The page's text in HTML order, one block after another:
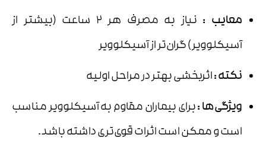
معایب :
نیاز به مصرف هر ۲ ساعت (بیشتر از
آسیکلوویر) گران‌تر از آسیکلوویر
نکته:اثربخشی بهتر در مراحل اولیه
ویژگی‌ها:برای بیماران مقاوم به آسیکلوویر مناسب
است و ممکن است اثرات قوی‌تری داشته باشد.